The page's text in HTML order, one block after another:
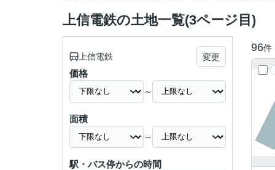
上信電鉄の土地一覧(3ページ目)
96件
上信電鉄 変更
価格
～
面積
～
駅・バス停からの時間